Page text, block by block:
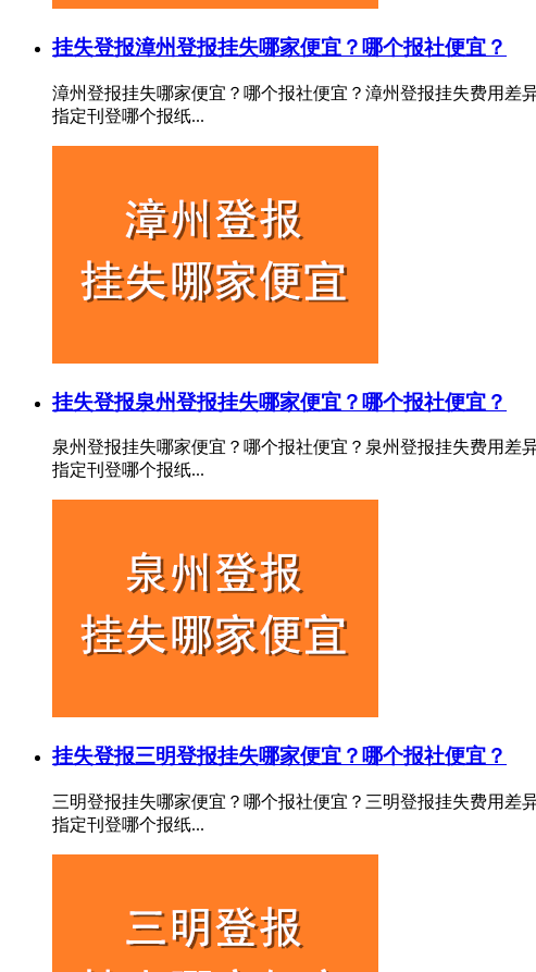
挂失登报漳州登报挂失哪家便宜？哪个报社便宜？
漳州登报挂失哪家便宜？哪个报社便宜？漳州登报挂失费用
指定刊登哪个报纸...
挂失登报泉州登报挂失哪家便宜？哪个报社便宜？
泉州登报挂失哪家便宜？哪个报社便宜？泉州登报挂失费用
指定刊登哪个报纸...
挂失登报三明登报挂失哪家便宜？哪个报社便宜？
三明登报挂失哪家便宜？哪个报社便宜？三明登报挂失费用
指定刊登哪个报纸...